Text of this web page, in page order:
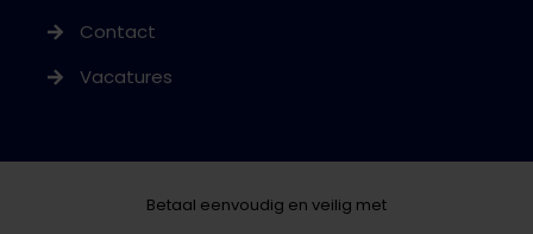
Contact
Vacatures
Betaal eenvoudig en veilig met